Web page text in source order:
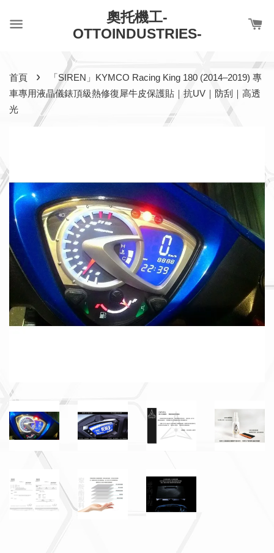
奧托機工-
OTTOINDUSTRIES-
首頁 ›
「SIREN」KYMCO Racing King 180 (2014–2019) 專
車專用液晶儀錶頂級熱修復犀牛皮保護貼｜抗UV｜防刮｜高透
光